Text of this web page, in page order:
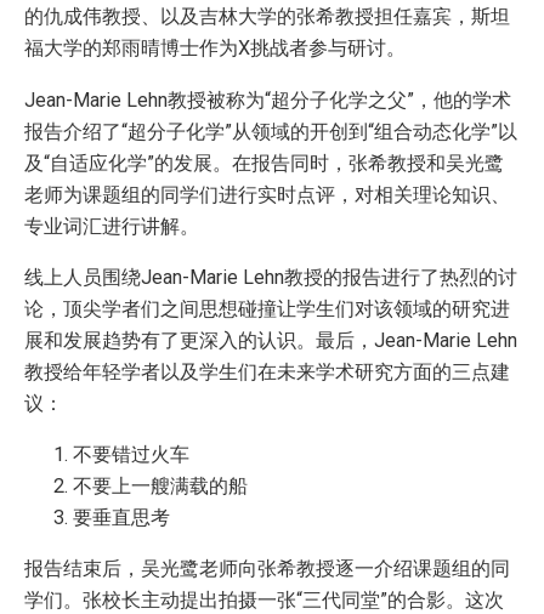
的仇成伟教授、以及吉林大学的张希教授担任嘉宾，斯坦
福大学的郑雨晴博士作为X挑战者参与研讨。
Jean-Marie Lehn教授被称为“超分子化学之父”，他的学术
报告介绍了“超分子化学”从领域的开创到“组合动态化学”以
及“自适应化学”的发展。在报告同时，张希教授和吴光鹭
老师为课题组的同学们进行实时点评，对相关理论知识、
专业词汇进行讲解。
线上人员围绕Jean-Marie Lehn教授的报告进行了热烈的讨
论，顶尖学者们之间思想碰撞让学生们对该领域的研究进
展和发展趋势有了更深入的认识。最后，Jean-Marie Lehn
教授给年轻学者以及学生们在未来学术研究方面的三点建
议：
不要错过火车
不要上一艘满载的船
要垂直思考
报告结束后，吴光鹭老师向张希教授逐一介绍课题组的同
学们。张校长主动提出拍摄一张“三代同堂”的合影。这次